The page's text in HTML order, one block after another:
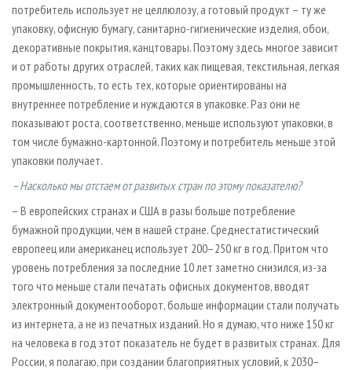
потребитель использует не целлюлозу, а готовый продукт – ту же
упаковку, офисную бумагу, санитарно-гигиенические изделия, обои,
декоративные покрытия, канцтовары. Поэтому здесь многое зависит
и от работы других отраслей, таких как пищевая, текстильная, легкая
промышленность, то есть тех, которые ориентированы на
внутреннее потребление и нуждаются в упаковке. Раз они не
показывают роста, соответственно, меньше используют упаковки, в
том числе бумажно-картонной. Поэтому и потребитель меньше этой
упаковки получает.
– Насколько мы отстаем от развитых стран по этому показателю?
– В европейских странах и США в разы больше потребление
бумажной продукции, чем в нашей стране. Среднестатистический
европеец или американец использует 200–250 кг в год. Притом что
уровень потребления за последние 10 лет заметно снизился, из-за
того что меньше стали печатать офисных документов, вводят
электронный документооборот, больше информации стали получать
из интернета, а не из печатных изданий. Но я думаю, что ниже 150 кг
на человека в год этот показатель не будет в развитых странах. Для
России, я полагаю, при создании благоприятных условий, к 2030–